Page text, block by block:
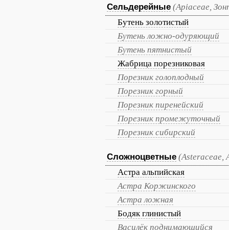
Сельдерейные (Apiaceae,
Бутень золотистый
Бутень ложно-одуряющий
Бутень пятнистый
Жабрица порезниковая
Порезник голоплодный
Порезник горный
Порезник пиренейский
Порезник промежуточный
Порезник сибирский
Сложноцветные (Asteraceae,
Астра альпийская
Астра Коржинского
Астра ложная
Бодяк глинистый
Василёк поднимающийся